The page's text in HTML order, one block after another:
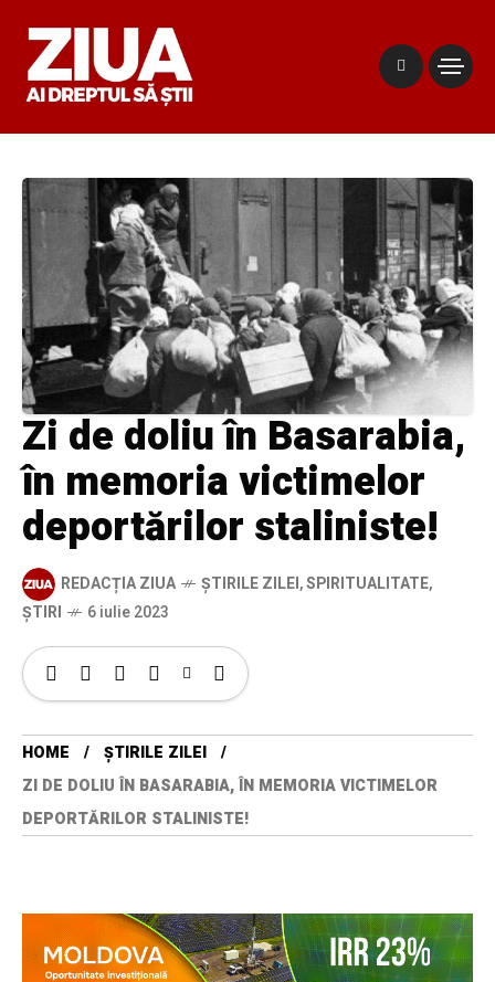
Zi de doliu în Basarabia,
în memoria victimelor
deportărilor staliniste!
REDACȚIA ZIUA ȘTIRILE ZILEI,SPIRITUALITATE,
ȘTIRI
6 iulie 2023
HOME
ȘTIRILE ZILEI
ZI DE DOLIU ÎN BASARABIA, ÎN MEMORIA VICTIMELOR
DEPORTĂRILOR STALINISTE!